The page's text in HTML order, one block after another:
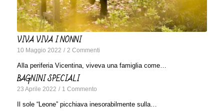
VIVA VIVA I NONNI
10 Maggio 2022 / 2 Commenti
Alla periferia Vicentina, viveva una famiglia come…
BAGNINI SPECIALI
23 Aprile 2022 / 1 Commento
Il sole “Leone” picchiava inesorabilmente sulla…